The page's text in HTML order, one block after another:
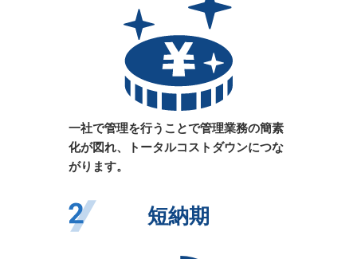
一社で管理を行うことで管理業務の簡素
化が図れ、トータルコストダウンにつな
がります。
短納期